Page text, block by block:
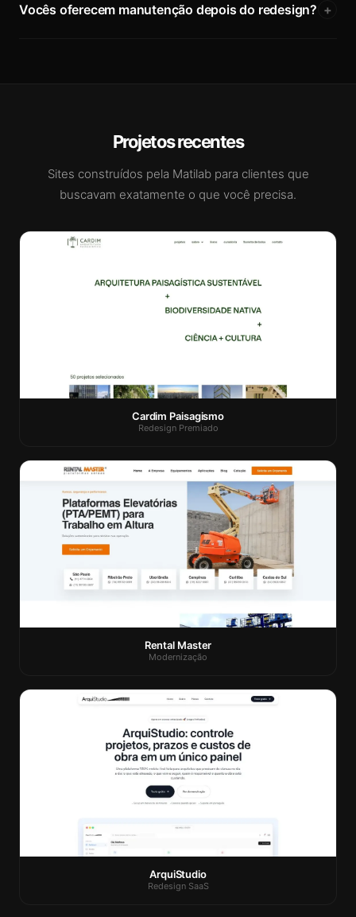
Vocês oferecem manutenção depois do redesign? +
Projetos recentes
Sites construídos pela Matilab para clientes que
buscavam exatamente o que você precisa.
Cardim Paisagismo
Redesign Premiado
Rental Master
Modernização
ArquiStudio
Redesign SaaS